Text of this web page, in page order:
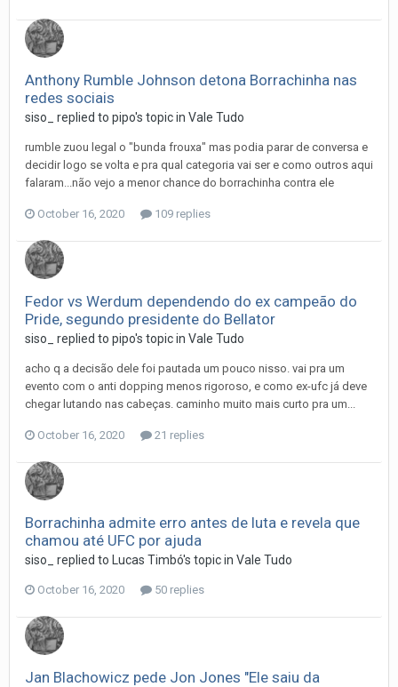
Anthony Rumble Johnson detona Borrachinha nas
redes sociais
siso_ replied to pipo's topic in Vale Tudo
rumble zuou legal o "bunda frouxa" mas podia parar de conversa e
decidir logo se volta e pra qual categoria vai ser e como outros aqui
falaram...não vejo a menor chance do borrachinha contra ele
October 16, 2020 109 replies
Fedor vs Werdum dependendo do ex campeão do
Pride, segundo presidente do Bellator
siso_ replied to pipo's topic in Vale Tudo
acho q a decisão dele foi pautada um pouco nisso. vai pra um
evento com o anti dopping menos rigoroso, e como ex-ufc já deve
chegar lutando nas cabeças. caminho muito mais curto pra um...
October 16, 2020 21 replies
Borrachinha admite erro antes de luta e revela que
chamou até UFC por ajuda
siso_ replied to Lucas Timbó's topic in Vale Tudo
October 16, 2020 50 replies
Jan Blachowicz pede Jon Jones "Ele saiu da